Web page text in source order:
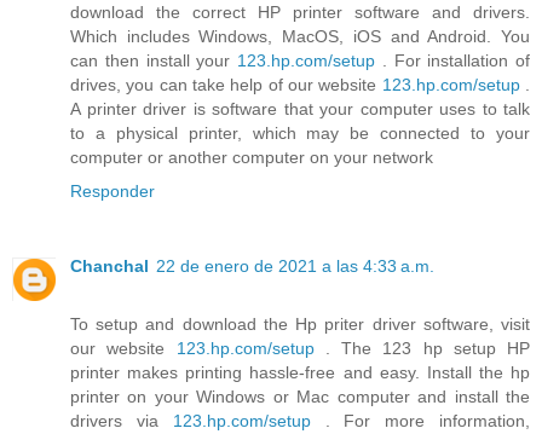
download the correct HP printer software and drivers.
Which includes Windows, MacOS, iOS and Android. You
can then install your 123.hp.com/setup . For installation of
drives, you can take help of our website 123.hp.com/setup.
A printer driver is software that your computer uses to talk
to a physical printer, which may be connected to your
computer or another computer on your network
Responder
Chanchal 22 de enero de 2021 a las 4:33 a.m.
To setup and download the Hp priter driver software, visit
our website 123.hp.com/setup. The 123 hp setup HP
printer makes printing hassle-free and easy. Install the hp
printer on your Windows or Mac computer and install the
drivers via 123.hp.com/setup. For more information,